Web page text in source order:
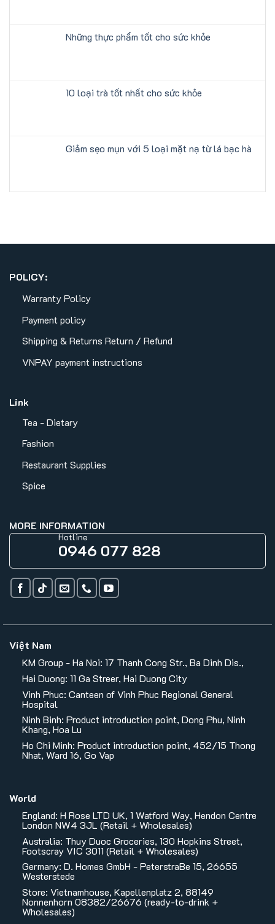
Những thực phẩm tốt cho sức khỏe
10 loại trà tốt nhất cho sức khỏe
Giảm sẹo mụn với 5 loại mặt nạ từ lá bạc hà
POLICY:
Warranty Policy
Payment policy
Shipping & Returns Return / Refund
VNPAY payment instructions
Link
Tea - Dietary
Fashion
Restaurant Supplies
Spice
MORE INFORMATION
Hotline
0946 077 828
Việt Nam
KM Group - Ha Noi: 17 Thanh Cong Str., Ba Dinh Dis.,
Hai Duong: 11 Ga Streer, Hai Duong City
Vinh Phuc: Canteen of Vinh Phuc Regional General
Hospital
Ninh Binh: Product introduction point, Dong Phu, Ninh
Khang, Hoa Lu
Ho Chi Minh: Product introduction point, 452/15 Thong
Nhat, Ward 16, Go Vap
World
England: H Rose LTD UK, 1 Watford Way, Hendon Centre
London NW4 3JL (Retail + Wholesales)
Australia: Thuy Duoc Groceries, 130 Hopkins Street,
Footscray VIC 3011 (Retail + Wholesales)
Germany: D. Homes GmbH - PeterstraBe 15, 26655
Westerstede
Store: Vietnamhouse, Kapellenplatz 2, 88149
Nonnenhorn 08382/26676 (ready-to-drink +
Wholesales)